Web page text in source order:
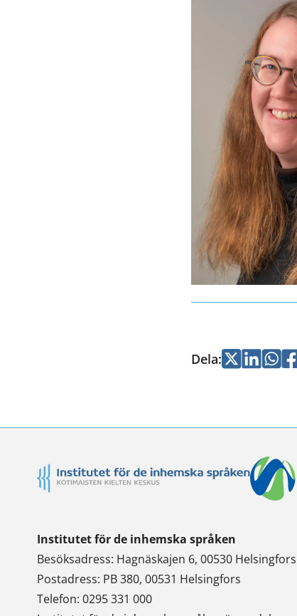
Dela:Jaa Jaa Jaa Jaa
Institutet för de inhemska språken
Besöksadress: Hagnäskajen 6, 00530 Helsingfors
Postadress: PB 380, 00531 Helsingfors
Telefon: 0295 331 000